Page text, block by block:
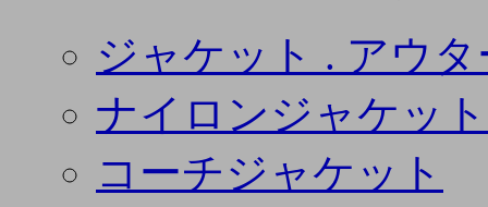
ジャケット . アウタ
ナイロンジャケット
コーチジャケット